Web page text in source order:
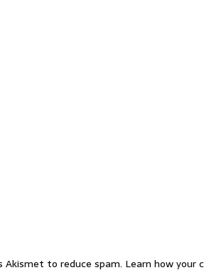
Akismet to reduce spam. Learn how your